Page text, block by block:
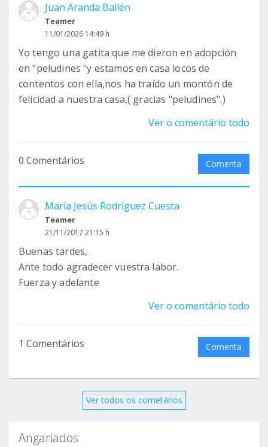
Juan Aranda Bailén
Teamer
11/01/2026 14:49 h
Yo tengo una gatita que me dieron en adopción
en "peludines "y estamos en casa locos de
contentos con ella,nos ha traído un montón de
felicidad a nuestra casa,( gracias "peludines".)
Ver o comentário todo
0 Comentários Comenta
María Jesús Rodríguez Cuesta
Teamer
21/11/2017 21:15 h
Buenas tardes,
Ante todo agradecer vuestra labor.
Fuerza y adelante
Ver o comentário todo
1 Comentários Comenta
Ver todos os cometários
Angariados